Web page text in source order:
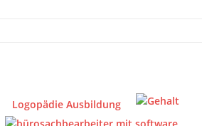
Logopädie Ausbildung